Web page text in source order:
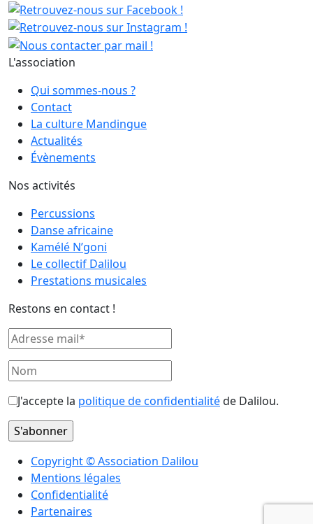
L'association
Qui sommes-nous ?
Contact
La culture Mandingue
Actualités
Évènements
Nos activités
Percussions
Danse africaine
Kamélé N’goni
Le collectif Dalilou
Prestations musicales
Restons en contact !
J'accepte la politique de confidentialitéde Dalilou.
Copyright © Association Dalilou
Mentions légales
Confidentialité
Partenaires